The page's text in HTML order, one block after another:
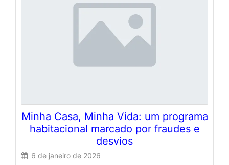
Minha Casa, Minha Vida: um programa
habitacional marcado por fraudes e
desvios
6 de janeiro de 2026